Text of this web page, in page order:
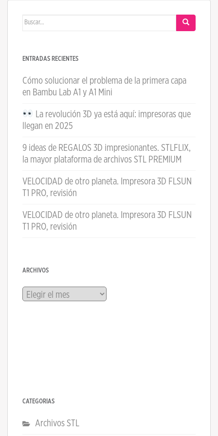
Buscar:
ENTRADAS RECIENTES
Cómo solucionar el problema de la primera capa
en Bambu Lab A1 y A1 Mini
La revolución 3D ya está aquí: impresoras que
llegan en 2025
9 ideas de REGALOS 3D impresionantes. STLFLIX,
la mayor plataforma de archivos STL PREMIUM
VELOCIDAD de otro planeta. Impresora 3D FLSUN
T1 PRO, revisión
VELOCIDAD de otro planeta. Impresora 3D FLSUN
T1 PRO, revisión
ARCHIVOS
Archivos
CATEGORÍAS
Archivos STL